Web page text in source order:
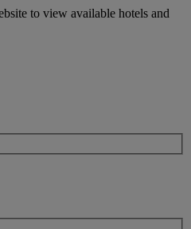
to view available hotels and